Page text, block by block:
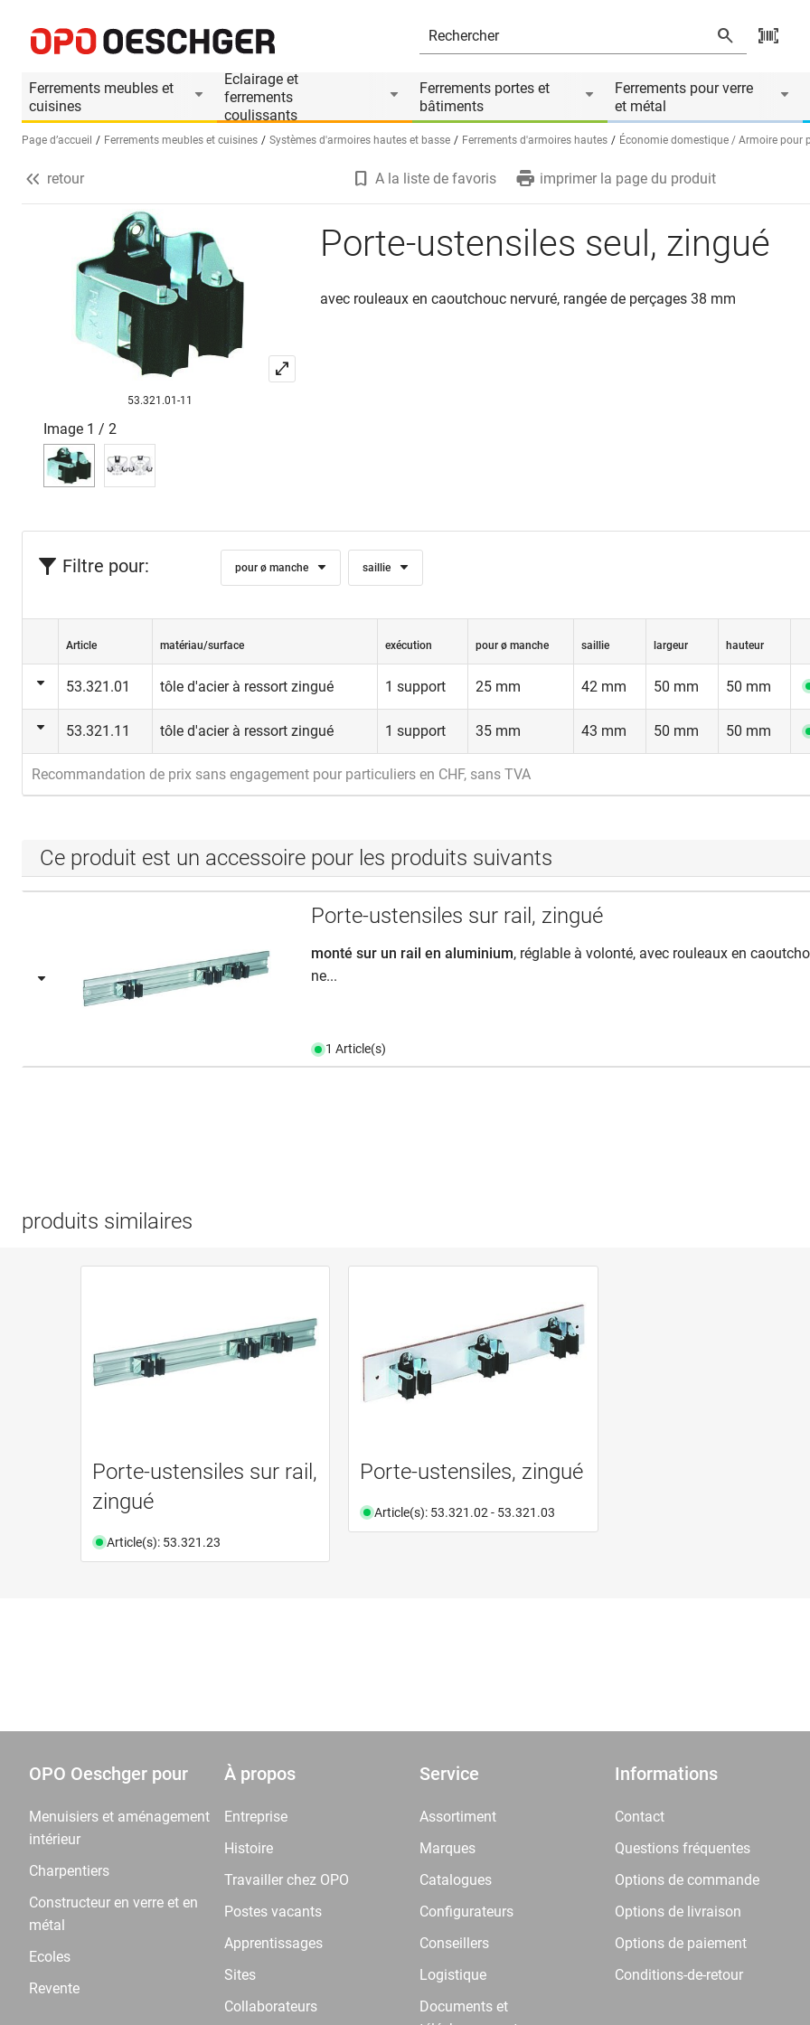
Ferrements meubles et
cuisines
Eclairage et
ferrements
coulissants
Ferrements portes et
bâtiments
Ferrements pour verre
et métal
Sélectionnez une langue (FR)
Page d’accueil Ferrements meubles et cuisines Systèmes d'armoires hautes et basse Ferrements d'armoires hautes Économie domestique / Armoire pour
Informations produit
Le produit est accessoire de
retour A la liste de favoris imprimer la page du produit
53.321.01-11
Image 1 / 2
Porte-ustensiles seul, zingué
avec rouleaux en caoutchouc nervuré, rangée de perçages 38 mm
Filtre pour: pour ø manche saillie
Article matériau/surface exécution pour ø manche saillie largeur hauteur
53.321.01 tôle d'acier à ressort zingué 1 support 25 mm 42 mm 50 mm 50 mm
53.321.11 tôle d'acier à ressort zingué 1 support 35 mm 43 mm 50 mm 50 mm
Recommandation de prix sans engagement pour particuliers en CHF, sans TVA
Ce produit est un accessoire pour les produits suivants
Porte-ustensiles sur rail, zingué
monté sur un rail en aluminium, réglable à volonté, avec rouleaux en
ne...
1 Article(s)
produits similaires
Porte-ustensiles sur rail,
zingué
Article(s): 53.321.23
Porte-ustensiles, zingué
Article(s): 53.321.02 - 53.321.03
OPO Oeschger pour
Menuisiers et aménagement
intérieur
Charpentiers
Constructeur en verre et en
métal
Ecoles
Revente
À propos
Entreprise
Histoire
Travailler chez OPO
Postes vacants
Apprentissages
Sites
Collaborateurs
Service
Assortiment
Marques
Catalogues
Configurateurs
Conseillers
Logistique
Documents et
Informations
Contact
Questions fréquentes
Options de commande
Options de livraison
Options de paiement
Conditions-de-retour